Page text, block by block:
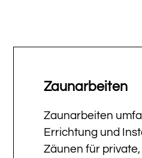
Zaunarbeiten
Zaunarbeiten
Errichtung und
Zäunen für